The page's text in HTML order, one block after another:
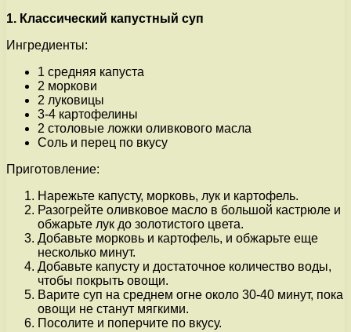
1. Классический капустный суп
Ингредиенты:
1 средняя капуста
2 моркови
2 луковицы
3-4 картофелины
2 столовые ложки оливкового масла
Соль и перец по вкусу
Приготовление:
Нарежьте капусту, морковь, лук и картофель.
Разогрейте оливковое масло в большой кастрюле и
обжарьте лук до золотистого цвета.
Добавьте морковь и картофель, и обжарьте еще
несколько минут.
Добавьте капусту и достаточное количество воды,
чтобы покрыть овощи.
Варите суп на среднем огне около 30-40 минут, пока
овощи не станут мягкими.
Посолите и поперчите по вкусу.